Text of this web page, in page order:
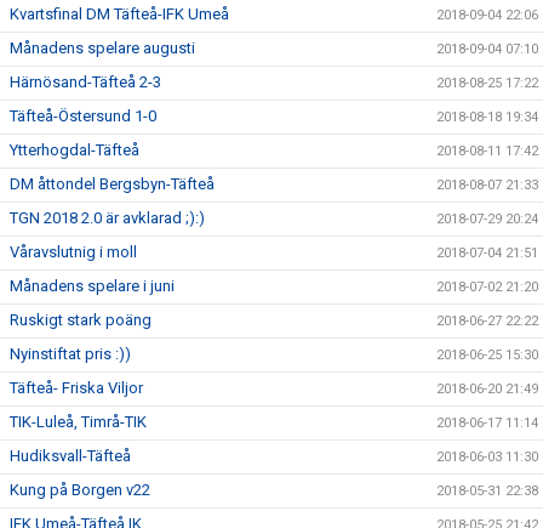
Kvartsfinal DM Täfteå-IFK Umeå 2018-09-04 22:06
Månadens spelare augusti 2018-09-04 07:10
Härnösand-Täfteå 2-3 2018-08-25 17:22
Täfteå-Östersund 1-0 2018-08-18 19:34
Ytterhogdal-Täfteå 2018-08-11 17:42
DM åttondel Bergsbyn-Täfteå 2018-08-07 21:33
TGN 2018 2.0 är avklarad ;):) 2018-07-29 20:24
Våravslutnig i moll 2018-07-04 21:51
Månadens spelare i juni 2018-07-02 21:20
Ruskigt stark poäng 2018-06-27 22:22
Nyinstiftat pris :)) 2018-06-25 15:30
Täfteå- Friska Viljor 2018-06-20 21:49
TIK-Luleå, Timrå-TIK 2018-06-17 11:14
Hudiksvall-Täfteå 2018-06-03 11:30
Kung på Borgen v22 2018-05-31 22:38
IFK Umeå-Täfteå IK